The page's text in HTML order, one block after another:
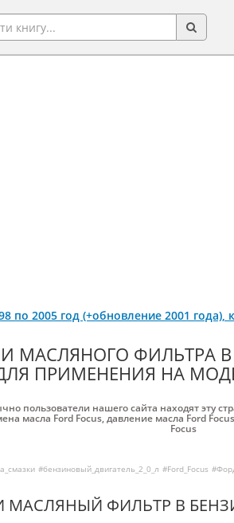
по 2005 год (+обновление 2001
МАСЛЯНОГО ФИЛЬТРА
ПРИМЕНЕНИЯ НА
пользователи нашего сайта находят эту
масла Ford Focus,давление масла Ford Focus
Focus
#бензиновый_двигатель_2_0_л #Ford_Focus
МАСЛЯНЫЙ ФИЛЬТР В